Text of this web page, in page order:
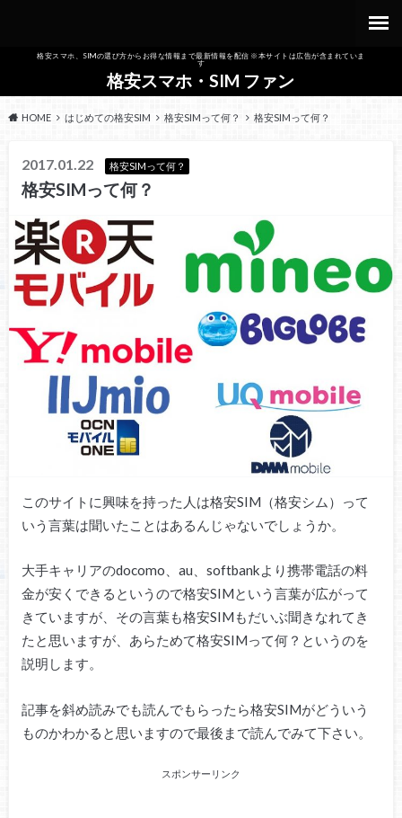
格安スマホ、SIMの選び方からお得な情報まで最新情報を配信 ※本サイトは広告が含まれていま
す
格安スマホ・SIM ファン
HOME はじめての格安SIM 格安SIMって何？ 格安SIMって何？
2017.01.22 格安SIMって何？
格安SIMって何？
このサイトに興味を持った人は格安SIM（格安シム）って
いう言葉は聞いたことはあるんじゃないでしょうか。
大手キャリアのdocomo、au、softbankより携帯電話の料
金が安くできるというので格安SIMという言葉が広がって
きていますが、その言葉も格安SIMもだいぶ聞きなれてき
たと思いますが、あらためて格安SIMって何？というのを
説明します。
記事を斜め読みでも読んでもらったら格安SIMがどういう
ものかわかると思いますので最後まで読んでみて下さい。
スポンサーリンク